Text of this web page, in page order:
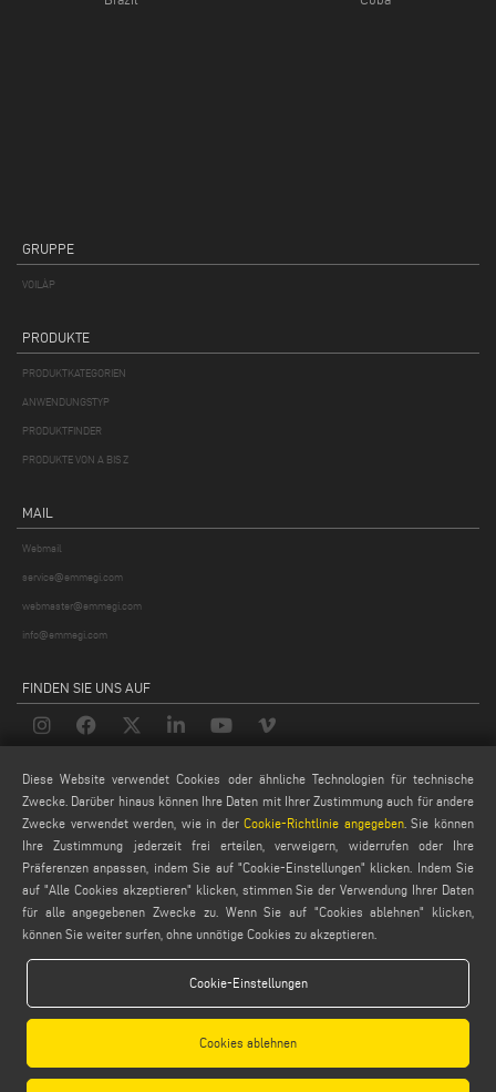
GRUPPE
VOILÀP
PRODUKTE
PRODUKTKATEGORIEN
ANWENDUNGSTYP
PRODUKTFINDER
PRODUKTE VON A BIS Z
MAIL
Webmail
service@emmegi.com
webmaster@emmegi.com
info@emmegi.com
FINDEN SIE UNS AUF
LEGALE
PRIVACY POLICY
LEGAL NOTES
COOKIE POLICY
GENERAL TERMS AND CONDITIONS OF SALE
ALLGEMEINE VERTRIEBSBEDINGUNGEN
COOKIES EINSTELLUNGEN
Diese Website verwendet Cookies oder ähnliche Technologien für technische
Zwecke. Darüber hinaus können Ihre Daten mit Ihrer Zustimmung auch für andere
Zwecke verwendet werden, wie in derCookie-Richtlinie angegeben. Sie können
Ihre Zustimmung jederzeit frei erteilen, verweigern, widerrufen oder Ihre
Präferenzen anpassen, indem Sie auf "Cookie-Einstellungen" klicken. Indem Sie
auf "Alle Cookies akzeptieren" klicken, stimmen Sie der Verwendung Ihrer Daten
für alle angegebenen Zwecke zu. Wenn Sie auf "Cookies ablehnen" klicken,
können Sie weiter surfen, ohne unnötige Cookies zu akzeptieren.
Cookie-Einstellungen
Cookies ablehnen